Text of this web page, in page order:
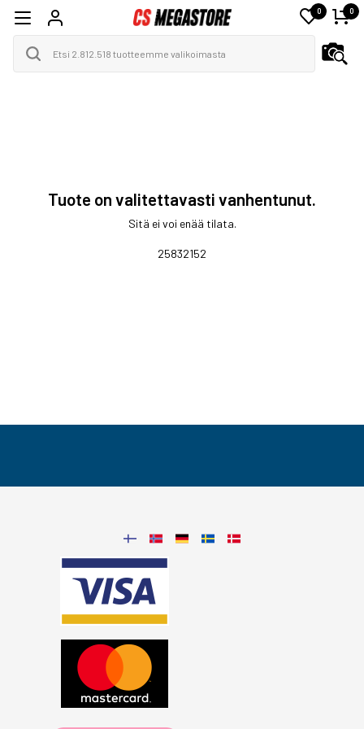
0 0
Tuote on valitettavasti vanhentunut.
Sitä ei voi enää tilata.
25832152